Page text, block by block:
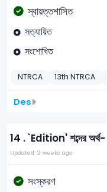
স্বায়ত্তশাসিত
সত্যায়িত
সংশোধিত
NTRCA 13th NTRCA
Des
14 .`Edition' শব্দের অর্থ-
Updated: 2 weeks ago
সংস্করণ